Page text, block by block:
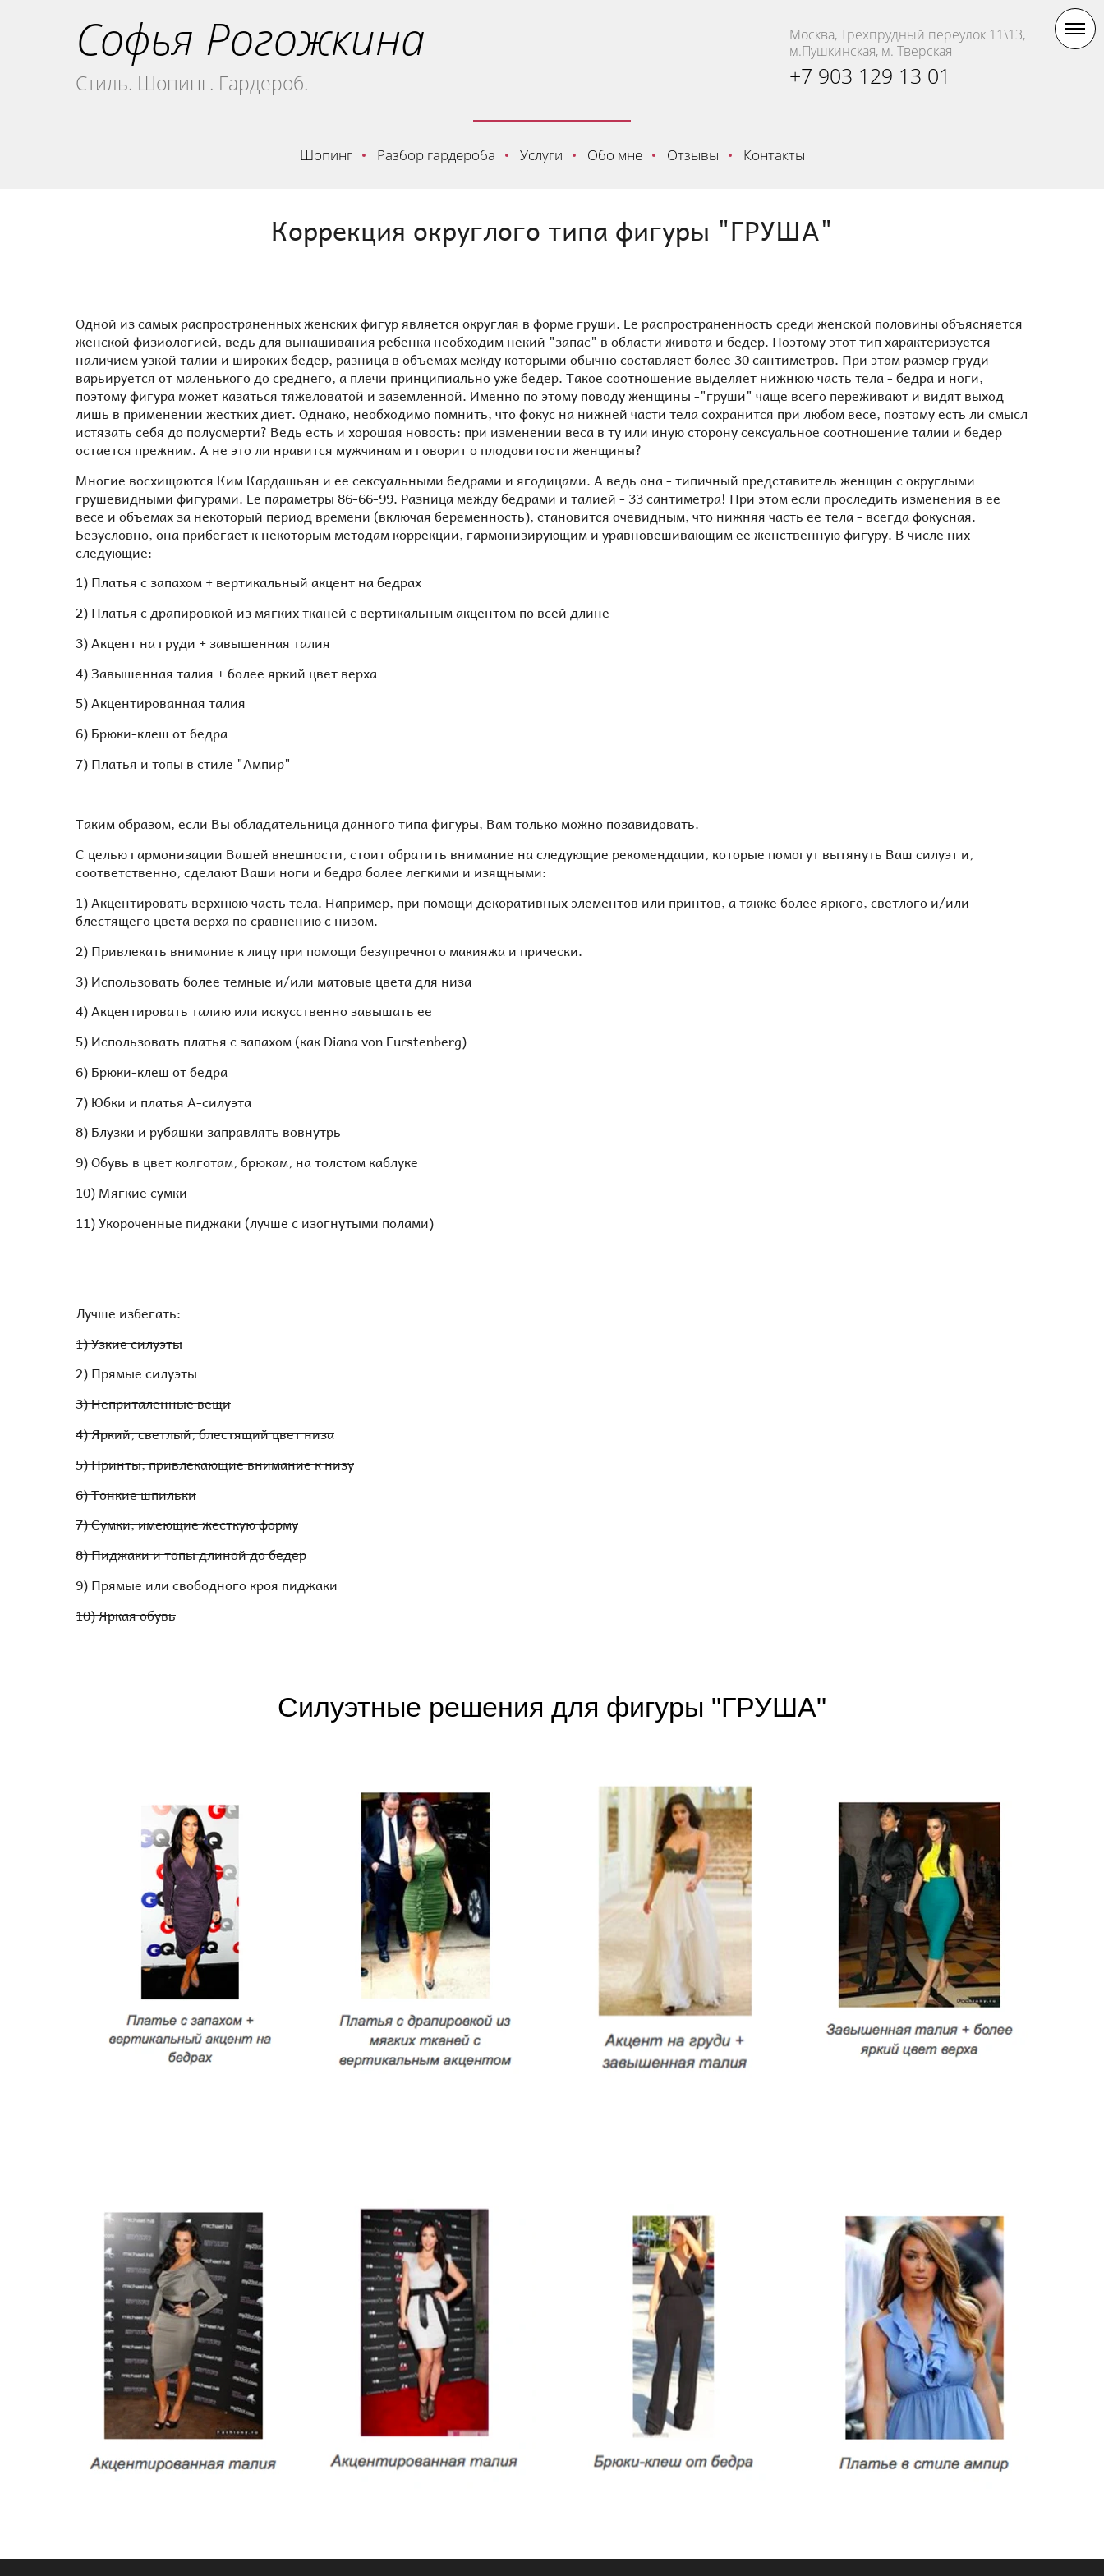
Софья Рогожкина
Стиль. Шопинг. Гардероб.
Москва, Трехпрудный переулок 11\13,
м.Пушкинская, м. Тверская
+7 903 129 13 01
Шопинг Разбор гардероба Услуги Обо мне Отзывы Контакты
Коррекция округлого типа фигуры "ГРУША"
Одной из самых распространенных женских фигур является округлая в форме груши. Ее распространенность среди женской половины объясняется
женской физиологией, ведь для вынашивания ребенка необходим некий "запас" в области живота и бедер. Поэтому этот тип характеризуется
наличием узкой талии и широких бедер, разница в объемах между которыми обычно составляет более 30 сантиметров. При этом размер груди
варьируется от маленького до среднего, а плечи принципиально уже бедер. Такое соотношение выделяет нижнюю часть тела - бедра и ноги,
поэтому фигура может казаться тяжеловатой и заземленной. Именно по этому поводу женщины -"груши" чаще всего переживают и видят выход
лишь в применении жестких диет. Однако, необходимо помнить, что фокус на нижней части тела сохранится при любом весе, поэтому есть ли смысл
истязать себя до полусмерти? Ведь есть и хорошая новость: при изменении веса в ту или иную сторону сексуальное соотношение талии и бедер
остается прежним. А не это ли нравится мужчинам и говорит о плодовитости женщины?
Многие восхищаются Ким Кардашьян и ее сексуальными бедрами и ягодицами. А ведь она - типичный представитель женщин с округлыми
грушевидными фигурами. Ее параметры 86-66-99. Разница между бедрами и талией - 33 сантиметра! При этом если проследить изменения в ее
весе и объемах за некоторый период времени (включая беременность), становится очевидным, что нижняя часть ее тела - всегда фокусная.
Безусловно, она прибегает к некоторым методам коррекции, гармонизирующим и уравновешивающим ее женственную фигуру. В числе них
следующие:
1) Платья с запахом + вертикальный акцент на бедрах
2) Платья с драпировкой из мягких тканей с вертикальным акцентом по всей длине
3) Акцент на груди + завышенная талия
4) Завышенная талия + более яркий цвет верха
5) Акцентированная талия
6) Брюки-клеш от бедра
7) Платья и топы в стиле "Ампир"
Таким образом, если Вы обладательница данного типа фигуры, Вам только можно позавидовать.
С целью гармонизации Вашей внешности, стоит обратить внимание на следующие рекомендации, которые помогут вытянуть Ваш силуэт и,
соответственно, сделают Ваши ноги и бедра более легкими и изящными:
1) Акцентировать верхнюю часть тела. Например, при помощи декоративных элементов или принтов, а также более яркого, светлого и/или
блестящего цвета верха по сравнению с низом.
2) Привлекать внимание к лицу при помощи безупречного макияжа и прически.
3) Использовать более темные и/или матовые цвета для низа
4) Акцентировать талию или искусственно завышать ее
5) Использовать платья с запахом (как Diana von Furstenberg)
6) Брюки-клеш от бедра
7) Юбки и платья А-силуэта
8) Блузки и рубашки заправлять вовнутрь
9) Обувь в цвет колготам, брюкам, на толстом каблуке
10) Мягкие сумки
11) Укороченные пиджаки (лучше с изогнутыми полами)
Лучше избегать:
1) Узкие силуэты
2) Прямые силуэты
3) Неприталенные вещи
4) Яркий, светлый, блестящий цвет низа
5) Принты, привлекающие внимание к низу
6) Тонкие шпильки
7) Сумки, имеющие жесткую форму
8) Пиджаки и топы длиной до бедер
9) Прямые или свободного кроя пиджаки
10) Яркая обувь
Силуэтные решения для фигуры "ГРУША"